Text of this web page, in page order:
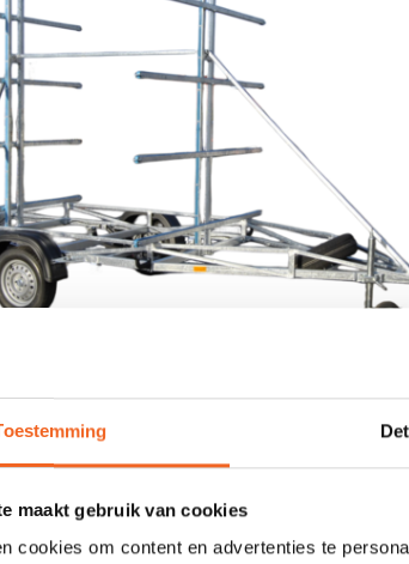
maakt gebruik van cookies
cookies om content en advertenties te